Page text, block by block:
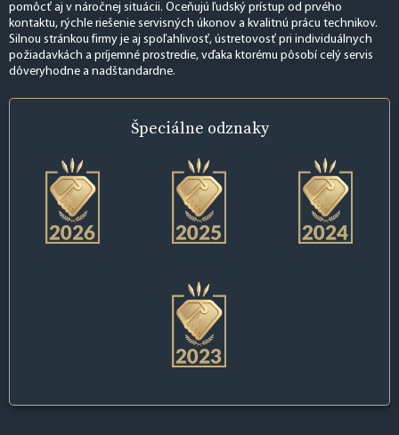
pomôcť aj v náročnej situácii. Oceňujú ľudský prístup od prvého
kontaktu, rýchle riešenie servisných úkonov a kvalitnú prácu technikov.
Silnou stránkou firmy je aj spoľahlivosť, ústretovosť pri individuálnych
požiadavkách a príjemné prostredie, vďaka ktorému pôsobí celý servis
dôveryhodne a nadštandardne.
Špeciálne odznaky